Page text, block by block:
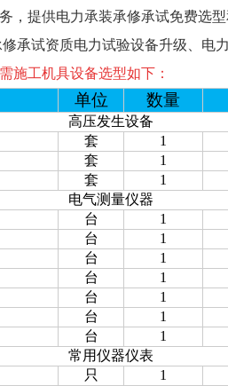
提供电力承装承修承试免费选型
承试资质电力试验设备升级、电
施工机具设备选型如下：
单位 数量
高压发生设备
套 1
套 1
套 1
电气测量仪器
台 1
台 1
台 1
台 1
台 1
台 1
台 1
常用仪器仪表
只 1